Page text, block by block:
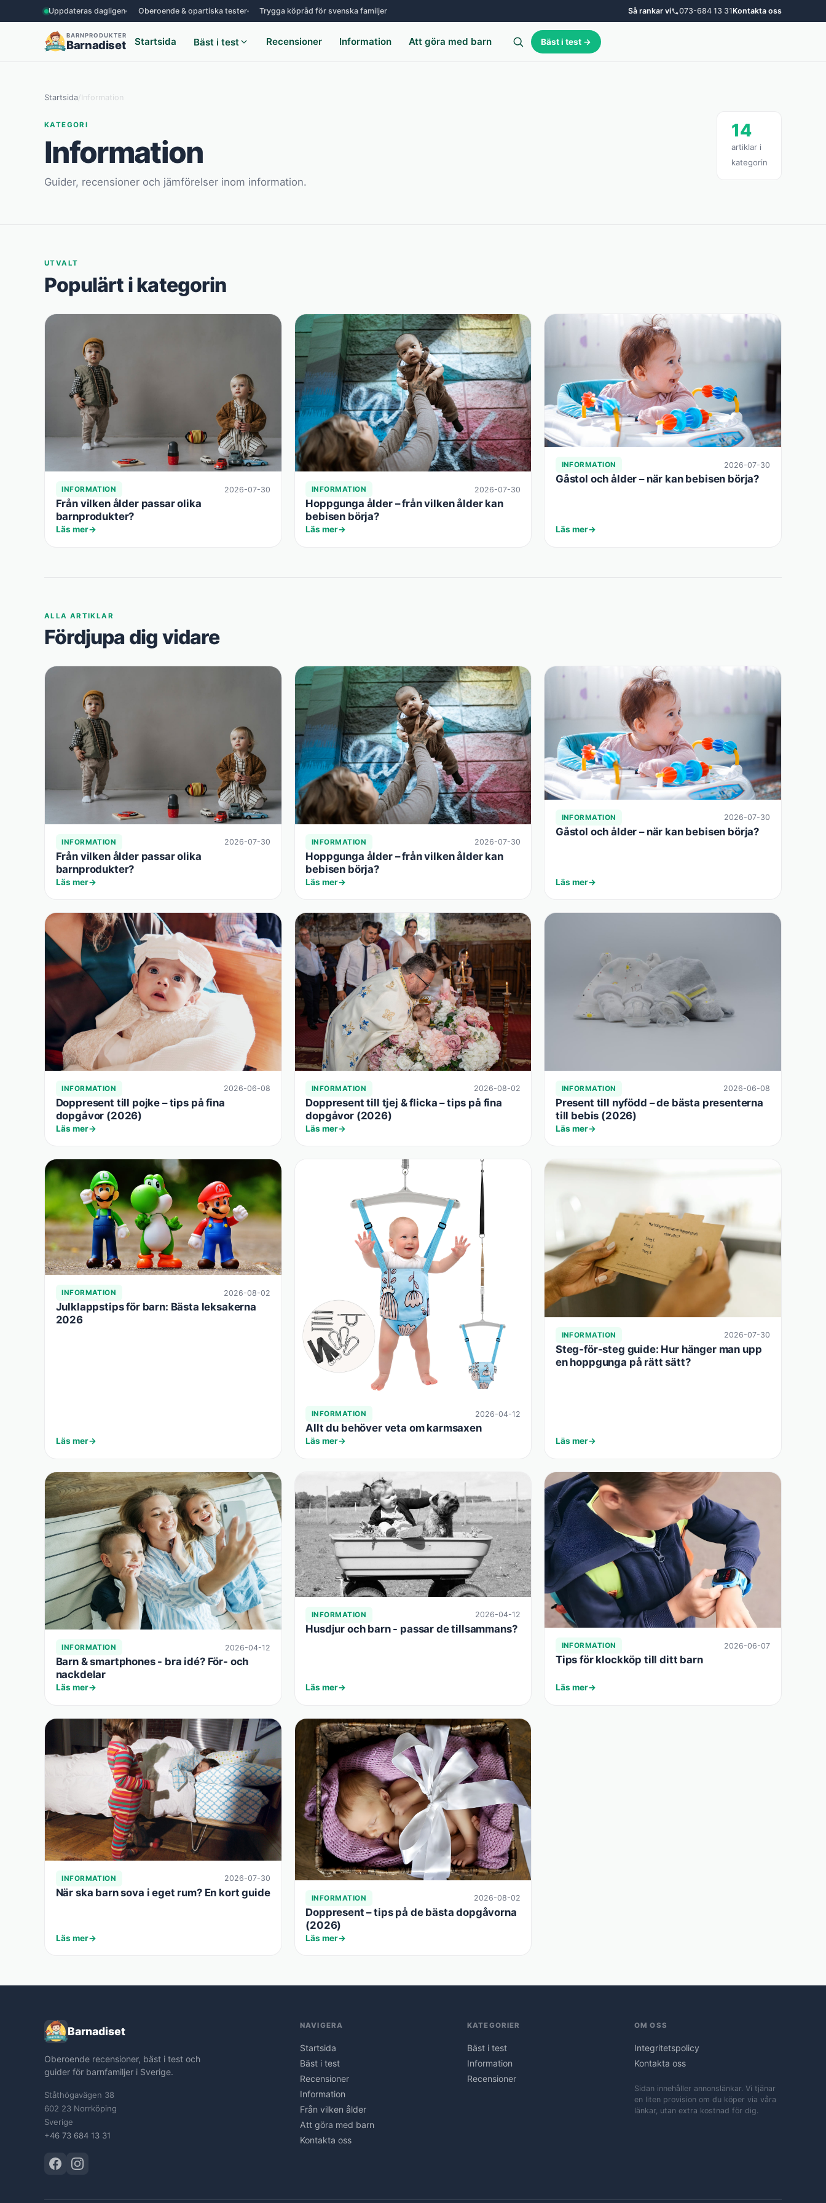
Uppdateras dagligen Oberoende & opartiska tester Trygga köpråd för svenska familjer Så rankar vi 073-684 13 31Kontakta oss
BARNPRODUKTER
Barnadiset Startsida Bäst i test Recensioner Information Att göra med barn Bäst i test →
Startsida/ Information
KATEGORI
Information
Guider, recensioner och jämförelser inom information.
14
artiklar i
kategorin
UTVALT
Populärt i kategorin
INFORMATION 2026-07-30
Från vilken ålder passar olika
barnprodukter?
Läs mer
INFORMATION 2026-07-30
Hoppgunga ålder – från vilken ålder kan
bebisen börja?
Läs mer
INFORMATION 2026-07-30
Gåstol och ålder – när kan bebisen börja?
Läs mer
ALLA ARTIKLAR
Fördjupa dig vidare
INFORMATION 2026-07-30
Från vilken ålder passar olika
barnprodukter?
Läs mer
INFORMATION 2026-07-30
Hoppgunga ålder – från vilken ålder kan
bebisen börja?
Läs mer
INFORMATION 2026-07-30
Gåstol och ålder – när kan bebisen börja?
Läs mer
INFORMATION 2026-06-08
Doppresent till pojke – tips på fina
dopgåvor (2026)
Läs mer
INFORMATION 2026-08-02
Doppresent till tjej & flicka – tips på fina
dopgåvor (2026)
Läs mer
INFORMATION 2026-06-08
Present till nyfödd – de bästa presenterna
till bebis (2026)
Läs mer
INFORMATION 2026-08-02
Julklappstips för barn: Bästa leksakerna
2026
Läs mer
INFORMATION 2026-04-12
Allt du behöver veta om karmsaxen
Läs mer
INFORMATION 2026-07-30
Steg-för-steg guide: Hur hänger man upp
en hoppgunga på rätt sätt?
Läs mer
INFORMATION 2026-04-12
Barn & smartphones - bra idé? För- och
nackdelar
Läs mer
INFORMATION 2026-04-12
Husdjur och barn - passar de tillsammans?
Läs mer
INFORMATION 2026-06-07
Tips för klockköp till ditt barn
Läs mer
INFORMATION 2026-07-30
När ska barn sova i eget rum? En kort guide
Läs mer
INFORMATION 2026-08-02
Doppresent – tips på de bästa dopgåvorna
(2026)
Läs mer
Barnadiset
Oberoende recensioner, bäst i test och
guider för barnfamiljer i Sverige.
Ståthögavägen 38
602 23 Norrköping
Sverige
+46 73 684 13 31
NAVIGERA
Startsida
Bäst i test
Recensioner
Information
Från vilken ålder
Att göra med barn
Kontakta oss
KATEGORIER
Bäst i test
Information
Recensioner
OM OSS
Integritetspolicy
Kontakta oss
Sidan innehåller annonslänkar. Vi tjänar
en liten provision om du köper via våra
länkar, utan extra kostnad för dig.